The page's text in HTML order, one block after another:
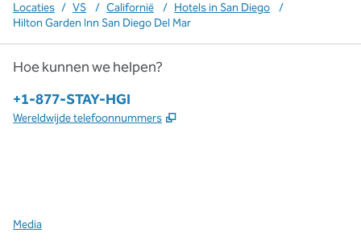
Locaties / VS / Californië / Hotels in San Diego
/
Hilton Garden Inn San Diego Del Mar
Hoe kunnen we helpen?
Telefoon:
+1-877-STAY-HGI
Wereldwijde telefoonnummers ,
Media